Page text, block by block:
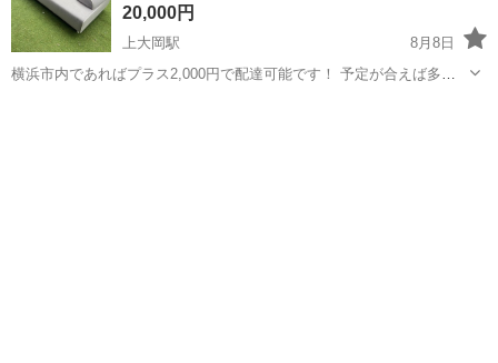
20,000円
上大岡駅
8月8日
横浜市内であればプラス2,000円で配達可能です！ 予定が合えば多少